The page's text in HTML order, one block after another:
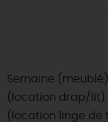
Semaine
(location drap/lit)
(location linge de